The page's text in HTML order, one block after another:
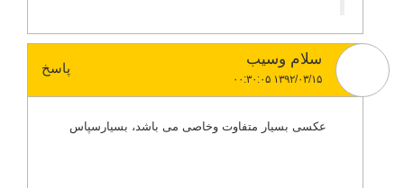
سلام وسیب
۱۳۹۲/۰۳/۱۵ ۰۰:۳۰:۰۵
پاسخ
عکسی بسیار متفاوت وخاصی می باشد، بسیارسپاس